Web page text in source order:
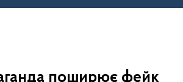
поширює фейк